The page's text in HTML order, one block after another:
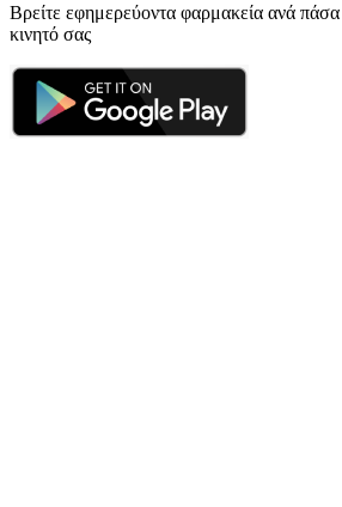
Βρείτε εφημερεύοντα φαρμακεία ανά πάσα
κινητό σας